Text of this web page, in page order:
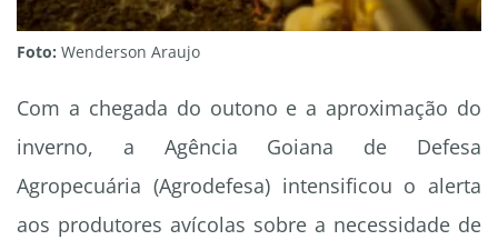
Foto: Wenderson Araujo
Com a chegada do outono e a aproximação do
inverno, a Agência Goiana de Defesa
Agropecuária (Agrodefesa) intensificou o alerta
aos produtores avícolas sobre a necessidade de